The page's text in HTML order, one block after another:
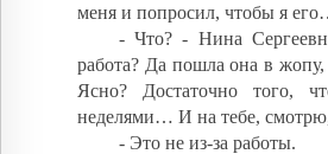
меня и попросил, чтобы я
- Что? - Нина
работа? Да пошла она в
Ясно? Достаточно того,
неделями… И на тебе,
- Это не из-за работы.